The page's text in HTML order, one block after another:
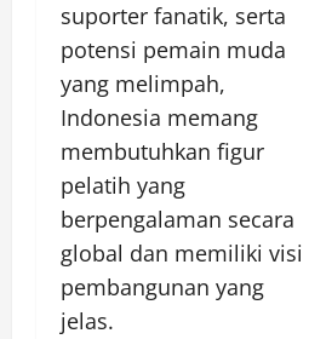
suporter fanatik, serta
potensi pemain muda
yang melimpah,
Indonesia memang
membutuhkan figur
pelatih yang
berpengalaman secara
global dan memiliki visi
pembangunan yang
jelas.